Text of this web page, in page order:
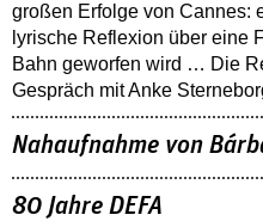
großen Erfolge von Cannes:
lyrische Reflexion über eine
Bahn geworfen wird … Die
Gespräch mit Anke
Nahaufnahme von
80 Jahre DEFA